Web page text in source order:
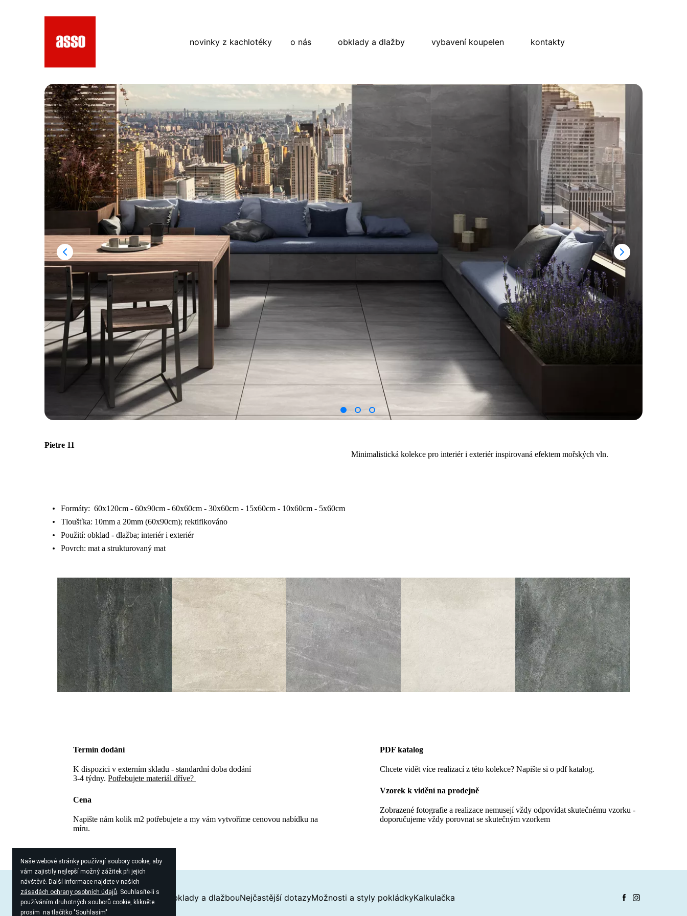
Naše webové stránky používají soubory cookie, aby
vám zajistily nejlepší možný zážitek při jejich
návštěvě. Další informace najdete v našich
zásadách ochrany osobních údajů. Souhlasíte-li s
používáním druhotných souborů cookie, klikněte
prosím na tlačítko "Souhlasím"
novinky z kachlotéky o nás obklady a dlažby vybavení koupelen kontakty
Pietre 11
Minimalistická kolekce pro interiér i exteriér inspirovaná efektem mořských vln.
Formáty: 60x120cm - 60x90cm - 60x60cm - 30x60cm - 15x60cm - 10x60cm - 5x60cm
Tloušťka: 10mm a 20mm (60x90cm); rektifikováno
Použití: obklad - dlažba; interiér i exteriér
Povrch: mat a strukturovaný mat
Termín dodání
K dispozici v externím skladu - standardní doba dodání
3-4 týdny. Potřebujete materiál dříve?
Cena
Napište nám kolik m2 potřebujete a my vám vytvoříme cenovou nabídku na
míru.
PDF katalog
Chcete vidět více realizací z této kolekce? Napište si o pdf katalog.
Vzorek k vidění na prodejně
Zobrazené fotografie a realizace nemusejí vždy odpovídat skutečnému vzorku -
doporučujeme vždy porovnat se skutečným vzorkem
Proč zvolit keramiku?Průvodce obklady a dlažbouNejčastější dotazyMožnosti a styly pokládkyKalkulačka